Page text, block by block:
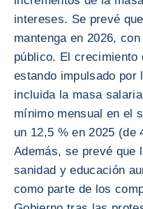
intereses. Se prevé
mantenga en 2026,
público. El crecimiento
estando impulsado
incluida la masa
mínimo mensual en el
un 12,5 % en 2025 (de
Además, se prevé que
sanidad y educación
como parte de los